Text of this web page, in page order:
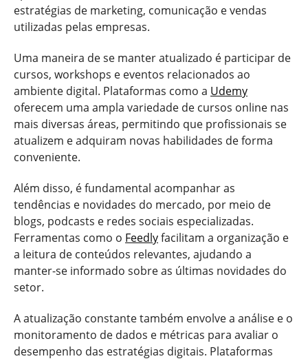
estratégias de marketing, comunicação e vendas
utilizadas pelas empresas.
Uma maneira de se manter atualizado é participar de
cursos, workshops e eventos relacionados ao
ambiente digital. Plataformas como a Udemy
oferecem uma ampla variedade de cursos online nas
mais diversas áreas, permitindo que profissionais se
atualizem e adquiram novas habilidades de forma
conveniente.
Além disso, é fundamental acompanhar as
tendências e novidades do mercado, por meio de
blogs, podcasts e redes sociais especializadas.
Ferramentas como o Feedlyfacilitam a organização e
a leitura de conteúdos relevantes, ajudando a
manter-se informado sobre as últimas novidades do
setor.
A atualização constante também envolve a análise e o
monitoramento de dados e métricas para avaliar o
desempenho das estratégias digitais. Plataformas